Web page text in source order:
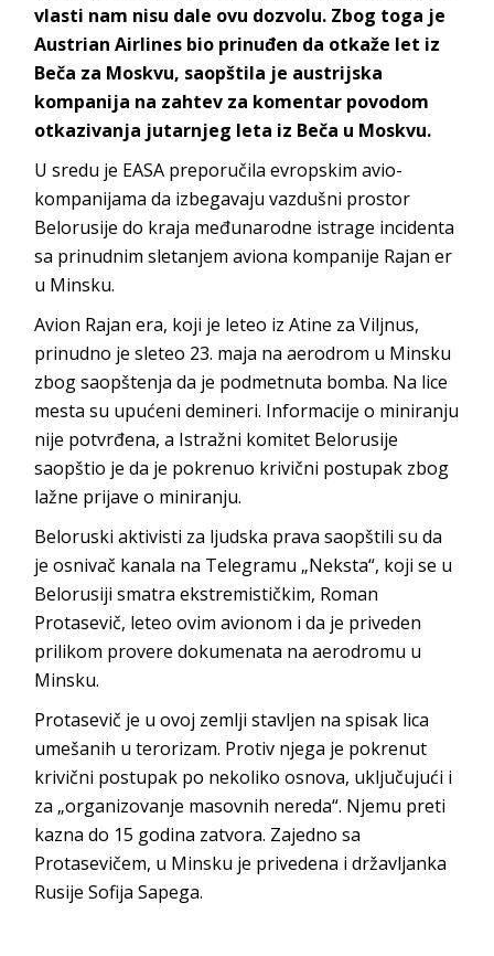
vlasti nam nisu dale ovu dozvolu. Zbog toga je
Austrian Airlines bio prinuđen da otkaže let iz
Beča za Moskvu, saopštila je austrijska
kompanija na zahtev za komentar povodom
otkazivanja jutarnjeg leta iz Beča u Moskvu.
U sredu je EASA preporučila evropskim avio-
kompanijama da izbegavaju vazdušni prostor
Belorusije do kraja međunarodne istrage incidenta
sa prinudnim sletanjem aviona kompanije Rajan er
u Minsku.
Avion Rajan era, koji je leteo iz Atine za Viljnus,
prinudno je sleteo 23. maja na aerodrom u Minsku
zbog saopštenja da je podmetnuta bomba. Na lice
mesta su upućeni demineri. Informacije o miniranju
nije potvrđena, a Istražni komitet Belorusije
saopštio je da je pokrenuo krivični postupak zbog
lažne prijave o miniranju.
Beloruski aktivisti za ljudska prava saopštili su da
je osnivač kanala na Telegramu „Neksta“, koji se u
Belorusiji smatra ekstremističkim, Roman
Protasevič, leteo ovim avionom i da je priveden
prilikom provere dokumenata na aerodromu u
Minsku.
Protasevič je u ovoj zemlji stavljen na spisak lica
umešanih u terorizam. Protiv njega je pokrenut
krivični postupak po nekoliko osnova, uključujući i
za „organizovanje masovnih nereda“. Njemu preti
kazna do 15 godina zatvora. Zajedno sa
Protasevičem, u Minsku je privedena i državljanka
Rusije Sofija Sapega.